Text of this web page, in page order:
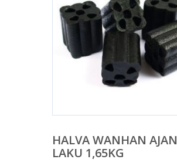
HALVA WANHAN AJAN
LAKU 1,65KG